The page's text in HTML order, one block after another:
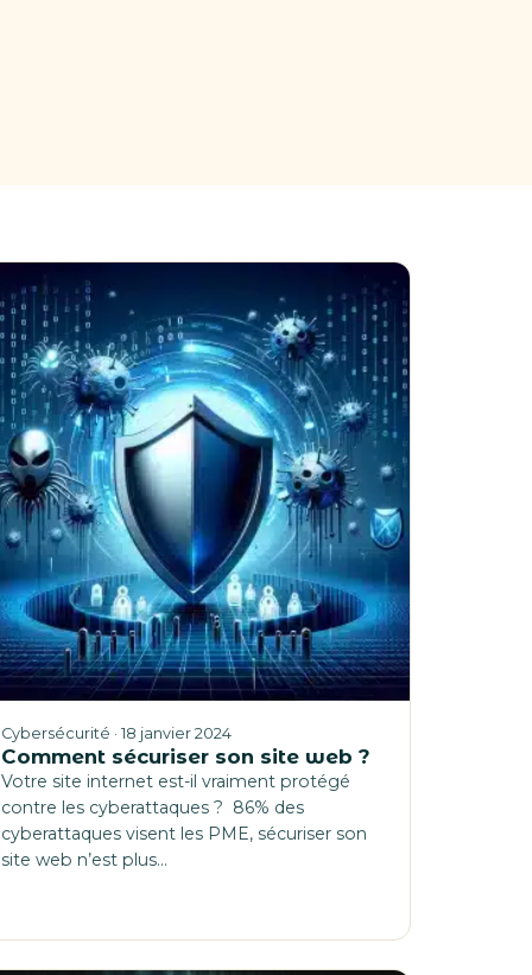
Cybersécurité · 18 janvier 2024
Comment sécuriser son site web ?
Votre site internet est-il vraiment protégé
contre les cyberattaques ? 86% des
cyberattaques visent les PME, sécuriser son
site web n’est plus…